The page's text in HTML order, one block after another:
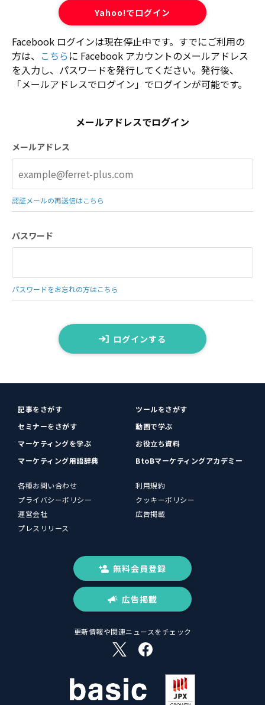
Yahoo!でログイン
Facebook ログインは現在停止中です。すでにご利用の
方は、 こちらに Facebook アカウントのメールアドレス
を入力し、パスワードを発行してください。発行後、
「メールアドレスでログイン」でログインが可能です。
メールアドレスでログイン
メールアドレス
認証メールの再送信はこちら
パスワード
パスワードをお忘れの方はこちら
ログインする
記事をさがす
ツールをさがす
セミナーをさがす
動画で学ぶ
マーケティングを学ぶ
お役立ち資料
マーケティング用語辞典
BtoBマーケティングアカデミー
各種お問い合わせ
利用規約
プライバシーポリシー
クッキーポリシー
運営会社
広告掲載
プレスリリース
無料会員登録
広告掲載
更新情報や関連ニュースをチェック